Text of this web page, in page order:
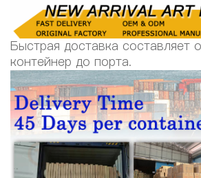
Быстрая доставка составляет
контейнер до порта.